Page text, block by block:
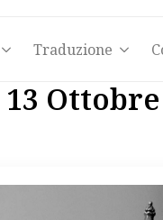
Traduzione
13 Ottobre